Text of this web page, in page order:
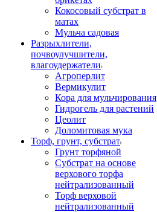
Кокосовый субстрат в
матах
Мульча садовая
Разрыхлители,
почвоулучшители,
влагоудержатели
Агроперлит
Вермикулит
Кора для мульчирования
Гидрогель для растений
Цеолит
Доломитовая мука
Торф, грунт, субстрат
Грунт торфяной
Субстрат на основе
верхового торфа
нейтрализованный
Торф верховой
нейтрализованный